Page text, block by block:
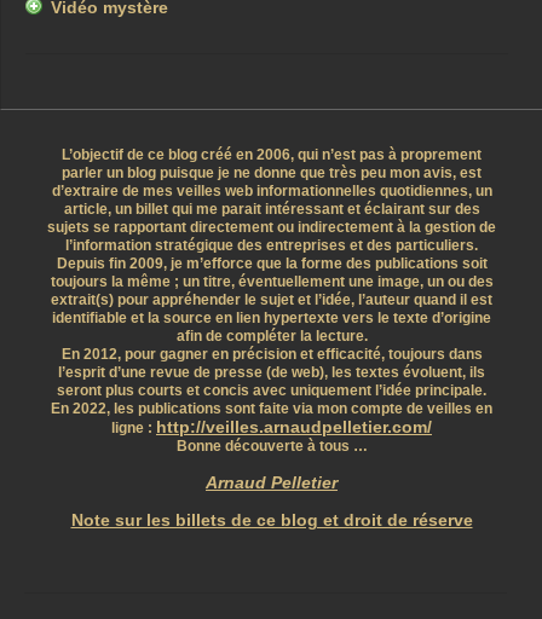
Vidéo mystère
L’objectif de ce blog créé en 2006, qui n’est pas à proprement
parler un blog puisque je ne donne que très peu mon avis, est
d’extraire de mes veilles web informationnelles quotidiennes, un
article, un billet qui me parait intéressant et éclairant sur des
sujets se rapportant directement ou indirectement à la gestion de
l’information stratégique des entreprises et des particuliers.
Depuis fin 2009, je m’efforce que la forme des publications soit
toujours la même ; un titre, éventuellement une image, un ou des
extrait(s) pour appréhender le sujet et l’idée, l’auteur quand il est
identifiable et la source en lien hypertexte vers le texte d’origine
afin de compléter la lecture.
En 2012, pour gagner en précision et efficacité, toujours dans
l’esprit d’une revue de presse (de web), les textes évoluent, ils
seront plus courts et concis avec uniquement l’idée principale.
En 2022, les publications sont faite via mon compte de veilles en
ligne : http://veilles.arnaudpelletier.com/
Bonne découverte à tous …
Arnaud Pelletier
Note sur les billets de ce blog et droit de réserve